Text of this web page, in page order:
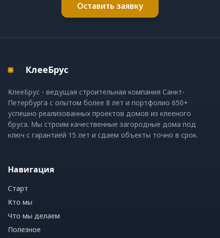
Оставить заявку
КлееБрус
КлееБрус - ведущая строительная компания Санкт-
Петербурга с опытом более 8 лет и портфолио 650+
успешно реализованных проектов домов из клееного
бруса. Мы строим качественные загородные дома под
ключ с гарантией 15 лет и сдаем объекты точно в срок.
Навигация
Старт
Кто мы
Что мы делаем
Полезное